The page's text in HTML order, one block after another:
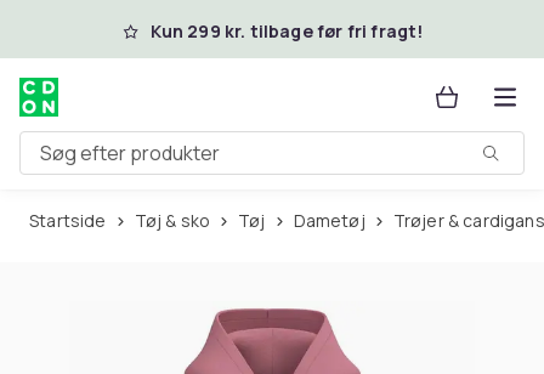
Spring til hovedindhold
Kun 299 kr. tilbage før fri fragt!
Søg efter produkter
Startside Tøj & sko Tøj Dametøj Trøjer & cardigans